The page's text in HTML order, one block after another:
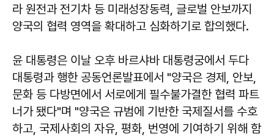
라 원전과 전기차 등 미래성장동력, 글로벌 안보까지
양국의 협력 영역을 확대하고 심화하기로 합의했다.
윤 대통령은 이날 오후 바르샤바 대통령궁에서 두다
대통령과 행한 공동언론발표에서 "양국은 경제, 안보,
문화 등 다방면에서 서로에게 필수불가결한 협력 파트
너가 됐다"며 "양국은 규범에 기반한 국제질서를 수호
하고, 국제사회의 자유, 평화, 번영에 기여하기 위해 함